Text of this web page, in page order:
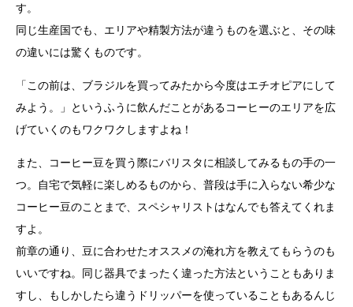
す。
同じ生産国でも、エリアや精製方法が違うものを選ぶと、その味
の違いには驚くものです。
「この前は、ブラジルを買ってみたから今度はエチオピアにして
みよう。」というふうに飲んだことがあるコーヒーのエリアを広
げていくのもワクワクしますよね！
また、コーヒー豆を買う際にバリスタに相談してみるもの手の一
つ。自宅で気軽に楽しめるものから、普段は手に入らない希少な
コーヒー豆のことまで、スペシャリストはなんでも答えてくれま
すよ。
前章の通り、豆に合わせたオススメの淹れ方を教えてもらうのも
いいですね。同じ器具でまったく違った方法ということもありま
すし、もしかしたら違うドリッパーを使っていることもあるんじ